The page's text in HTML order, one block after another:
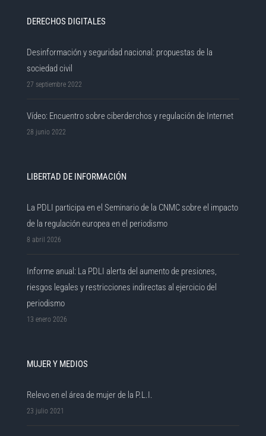
DERECHOS DIGITALES
Desinformación y seguridad nacional: propuestas de la
sociedad civil
27 septiembre 2022
Vídeo: Encuentro sobre ciberderchos y regulación de Internet
28 junio 2022
LIBERTAD DE INFORMACIÓN
La PDLI participa en el Seminario de la CNMC sobre el impacto
de la regulación europea en el periodismo
8 abril 2026
Informe anual: La PDLI alerta del aumento de presiones,
riesgos legales y restricciones indirectas al ejercicio del
periodismo
13 enero 2026
MUJER Y MEDIOS
Relevo en el área de mujer de la P.L.I.
23 julio 2021